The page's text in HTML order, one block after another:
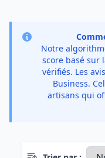
Notre
score basé sur
vérifiés. Les
Business.
artisans qui